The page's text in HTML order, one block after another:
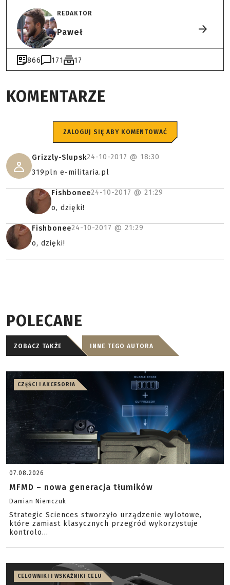
REDAKTOR
Paweł
866 171 17
KOMENTARZE
ZALOGUJ SIĘ ABY KOMENTOWAĆ
Grizzly-Slupsk24-10-2017 @ 18:30
319pln e-militaria.pl
Fishbonee24-10-2017 @ 21:29
o, dzięki!
Fishbonee24-10-2017 @ 21:29
o, dzięki!
POLECANE
ZOBACZ TAKŻE INNE TEGO AUTORA
CZĘŚCI I AKCESORIA
07.08.2026
MFMD – nowa generacja tłumików
Damian Niemczuk
Strategic Sciences stworzyło urządzenie wylotowe,
które zamiast klasycznych przegród wykorzystuje
kontrolo...
CELOWNIKI I WSKAŹNIKI CELU